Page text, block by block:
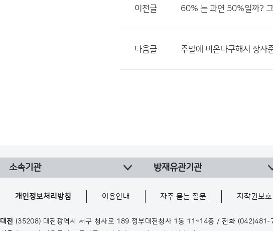
이전글 60% 는 과연 50%일까?
다음글 주말에 비온다구해서 장사
소속기관 방재유관기관
개인정보처리방침 이용안내 자주 묻는 질문 저작권보
대전 (35208) 대전광역시 서구 청사로 189 정부대전청사 1동 11~14층 / 전화 (042)481-